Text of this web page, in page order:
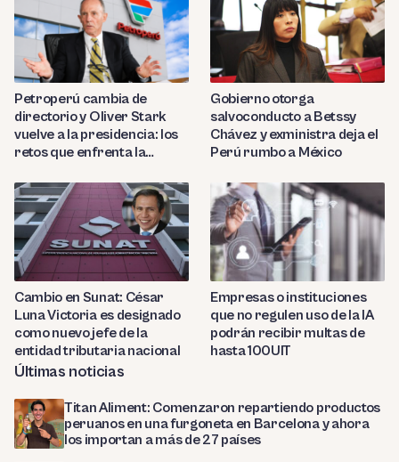
Petroperú cambia de
directorio y Oliver Stark
vuelve a la presidencia: los
retos que enfrenta la
Gobierno otorga
salvoconducto a Betssy
Chávez y exministra deja el
Perú rumbo a México
Cambio en Sunat: César
Luna Victoria es designado
como nuevo jefe de la
entidad tributaria nacional
Empresas o instituciones
que no regulen uso de la IA
podrán recibir multas de
hasta 100UIT
Últimas noticias
Titan Aliment: Comenzaron repartiendo productos
peruanos en una furgoneta en Barcelona y ahora
los importan a más de 27 países